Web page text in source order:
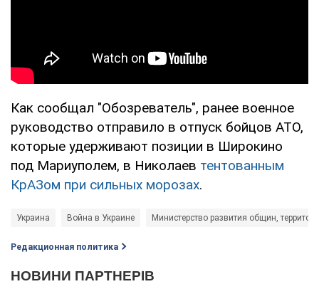
Как сообщал "Обозреватель", ранее военное
руководство отправило в отпуск бойцов АТО,
которые удерживают позиции в Широкино
под Мариуполем, в Николаев тентованным
КрАЗом при сильных морозах.
Украина Война в Украине Министерство развития общин,
Редакционная политика